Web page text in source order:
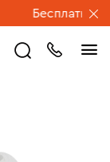
Бесплатная